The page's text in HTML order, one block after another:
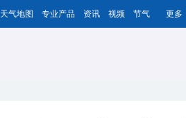
天气地图 专业产品 资讯 视频 节气 更多